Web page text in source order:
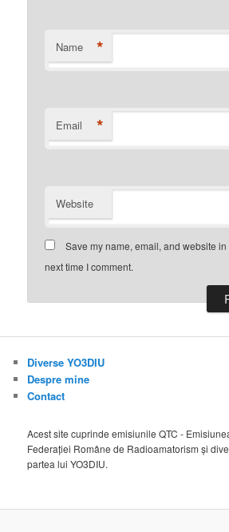
Name *
Email *
Website
Save my name, email, and website
next time I comment.
Diverse YO3DIU
Despre mine
Contact
Acest site cuprinde emisiunile QTC -
Federației Române de Radioamatorism și
partea lui YO3DIU.